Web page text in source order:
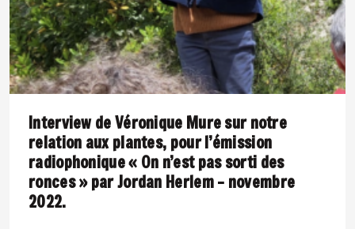
Interview de Véronique Mure sur notre
relation aux plantes, pour l’émission
radiophonique « On n’est pas sorti des
ronces » par Jordan Herlem – novembre
2022.